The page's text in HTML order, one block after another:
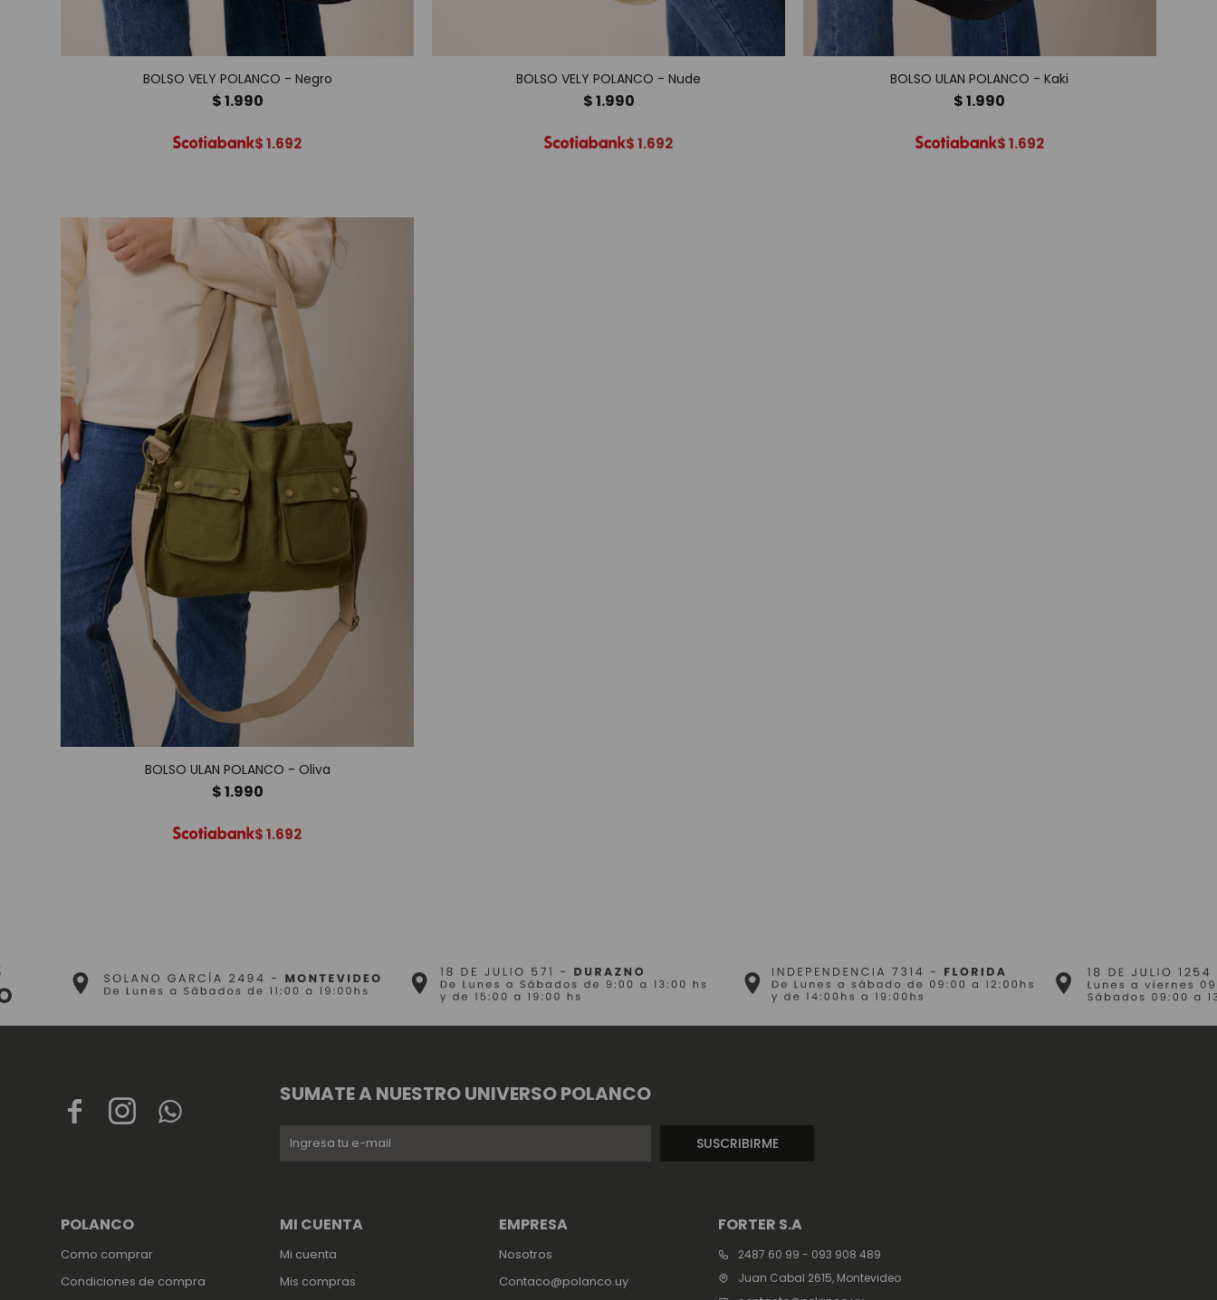
BOLSO VELY POLANCO - Negro
$1.990
$1.692
BOLSO VELY POLANCO - Nude
$1.990
$1.692
BOLSO ULAN POLANCO - Kaki
$1.990
$1.692
BOLSO ULAN POLANCO - Oliva
$1.990
$1.692
  
FORTER S.A
2487 60 99 - 093 908 489
Juan Cabal 2615, Montevideo
EMPRESA
Nosotros
Contaco@polanco.uy
POLANCO
Como comprar
Condiciones de compra
MI CUENTA
Mi cuenta
Mis compras
SUMATE A NUESTRO UNIVERSO POLANCO
SUSCRIBIRME